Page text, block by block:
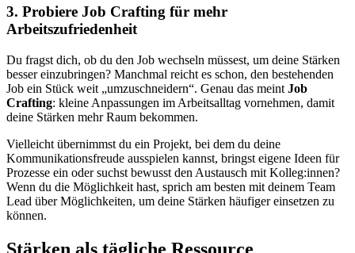
3. Probiere Job Crafting für mehr
Arbeitszufriedenheit
Du fragst dich, ob du den Job wechseln müssest, um deine Stärken
besser einzubringen? Manchmal reicht es schon, den bestehenden
Job ein Stück weit „umzuschneidern“. Genau das meint Job
Crafting: kleine Anpassungen im Arbeitsalltag vornehmen, damit
deine Stärken mehr Raum bekommen.
Vielleicht übernimmst du ein Projekt, bei dem du deine
Kommunikationsfreude ausspielen kannst, bringst eigene Ideen für
Prozesse ein oder suchst bewusst den Austausch mit Kolleg:innen?
Wenn du die Möglichkeit hast, sprich am besten mit deinem Team
Lead über Möglichkeiten, um deine Stärken häufiger einsetzen zu
können.